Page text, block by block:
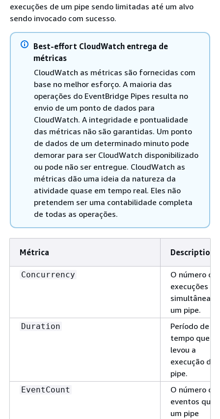
execuções de um pipe sendo limitadas até um alvo
sendo invocado com sucesso.
Best-effort CloudWatch entrega de
métricas
CloudWatch as métricas são fornecidas com
base no melhor esforço. A maioria das
operações do EventBridge Pipes resulta no
envio de um ponto de dados para
CloudWatch. A integridade e pontualidade
das métricas não são garantidas. Um ponto
de dados de um determinado minuto pode
demorar para ser CloudWatch disponibilizado
ou pode não ser entregue. CloudWatch as
métricas dão uma ideia da natureza da
atividade quase em tempo real. Eles não
pretendem ser uma contabilidade completa
de todas as operações.
Métrica Description
Concurrency
O número de
execuções
simultâneas
um pipe.
Duration
Período de
tempo que
levou a
execução do
pipe.
EventCount
O número de
eventos que
um pipe